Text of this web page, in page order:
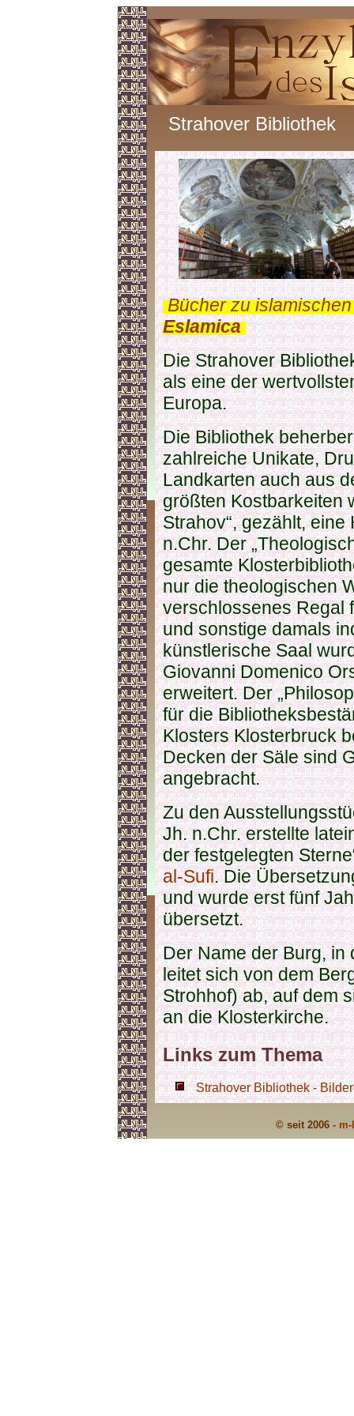
Strahover Bibliothek
.Bücher zu
Eslamica.
Die Strahover
als eine der
Europa.
Die Bibliothek
zahlreiche Unikate,
Landkarten auch aus
größten Kostbarkeiten
Strahov“, gezählt,
n.Chr. Der
gesamte
nur die theologischen
verschlossenes Regal
und sonstige damals
künstlerische Saal
Giovanni Domenico
erweitert. Der
für die
Klosters Klosterbruck
Decken der Säle sind
angebracht.
Zu den
Jh. n.Chr. erstellte
der festgelegten
al-Sufi. Die
und wurde erst fünf
übersetzt.
Der Name der Burg, in
leitet sich von dem
Strohhof) ab, auf dem
an die Klosterkirche.
Links zum Thema
Strahover Bibliothek -
© seit 2006 -